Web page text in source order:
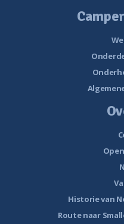
Historie van
Route naar